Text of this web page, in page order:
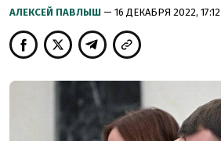
АЛЕКСЕЙ ПАВЛЫШ — 16 ДЕКАБРЯ 2022, 17:12